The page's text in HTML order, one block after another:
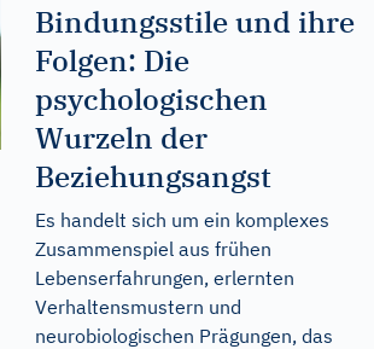
Bindungsstile und ihre
Folgen: Die
psychologischen
Wurzeln der
Beziehungsangst
Es handelt sich um ein komplexes
Zusammenspiel aus frühen
Lebenserfahrungen, erlernten
Verhaltensmustern und
neurobiologischen Prägungen, das